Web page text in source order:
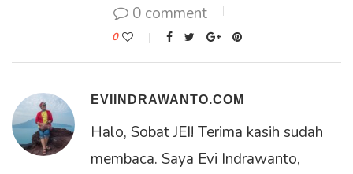
0 comment
0
EVIINDRAWANTO.COM
Halo, Sobat JEI! Terima kasih sudah
membaca. Saya Evi Indrawanto,